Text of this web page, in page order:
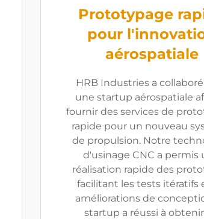
Prototypage
pour
aérospatiale
HRB Industries a
une startup aérospatiale
fournir des services de
rapide pour un nouveau
de propulsion. Notre
d'usinage CNC a permis
réalisation rapide des
facilitant les tests itératifs
améliorations de
startup a réussi à